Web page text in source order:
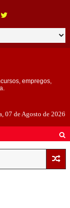
empregos,
07 de Agosto de 2026